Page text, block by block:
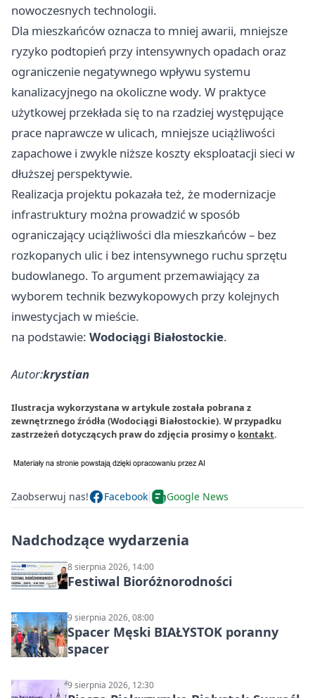
nowoczesnych technologii.
Dla mieszkańców oznacza to mniej awarii, mniejsze
ryzyko podtopień przy intensywnych opadach oraz
ograniczenie negatywnego wpływu systemu
kanalizacyjnego na okoliczne wody. W praktyce
użytkowej przekłada się to na rzadziej występujące
prace naprawcze w ulicach, mniejsze uciążliwości
zapachowe i zwykle niższe koszty eksploatacji sieci w
dłuższej perspektywie.
Realizacja projektu pokazała też, że modernizacje
infrastruktury można prowadzić w sposób
ograniczający uciążliwości dla mieszkańców – bez
rozkopanych ulic i bez intensywnego ruchu sprzętu
budowlanego. To argument przemawiający za
wyborem technik bezwykopowych przy kolejnych
inwestycjach w mieście.
na podstawie: Wodociągi Białostockie.
Autor:krystian
Ilustracja wykorzystana w artykule została pobrana z
zewnętrznego źródła (Wodociągi Białostockie). W przypadku
zastrzeżeń dotyczących praw do zdjęcia prosimy o kontakt.
Zaobserwuj nas! Facebook Google News
Nadchodzące wydarzenia
8 sierpnia 2026, 14:00
Festiwal Bioróżnorodności
9 sierpnia 2026, 08:00
Spacer Męski BIAŁYSTOK poranny
spacer
9 sierpnia 2026, 12:30